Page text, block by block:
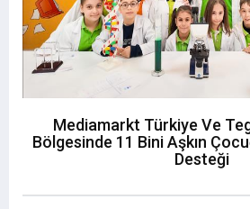
Mediamarkt Türkiye Ve
Bölgesinde 11 Bini Aşkın
Desteği